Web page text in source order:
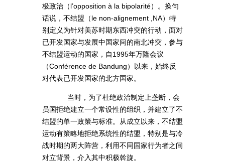
极政治（l’opposition à la bipolarité）。换句
话说，不结盟（le non-alignement ,NA）特
别定义为针对美苏时期东西冲突的行动，面对
已开发国家与发展中国家间的南北冲突，参与
不结盟运动的国家，自1995年万隆会议
（Conférence de Bandung）以来，始终反
对代表已开发国家的北方国家。
当时，为了杜绝政治制定上垄断，会
员国拒绝建立一个常设性的组织，并建立了不
结盟的单一政策与标准。从成立以来，不结盟
运动有策略地拒绝系统性的结盟，特别是与冷
战时期的两大阵营，利用不同国家行为者之间
对立背景，介入其中积极斡旋。